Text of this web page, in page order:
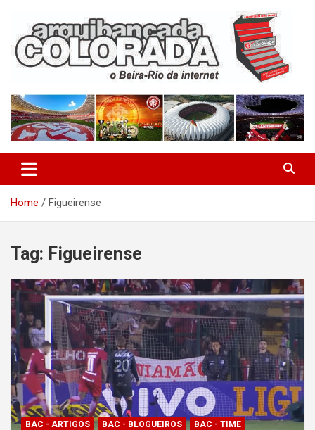
content
Arquibancada Colorada
Home Figueirense
Tag: Figueirense
BAC - ARTIGOS BAC - BLOGUEIROS
BAC - TIME